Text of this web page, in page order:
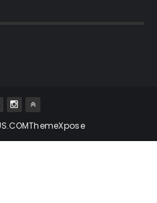
ThemeXpose